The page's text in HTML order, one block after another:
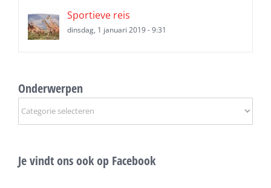
Sportieve reis
dinsdag, 1 januari 2019 - 9:31
Onderwerpen
Onderwerpen
Je vindt ons ook op Facebook